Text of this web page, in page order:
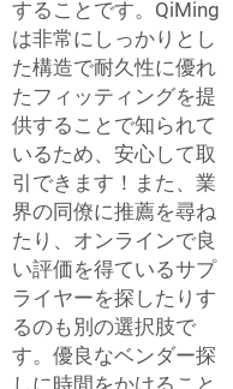
することです。QiMing
は非常にしっかりとし
た構造で耐久性に優れ
たフィッティングを提
供することで知られて
いるため、安心して取
引できます！また、業
界の同僚に推薦を尋ね
たり、オンラインで良
い評価を得ているサプ
ライヤーを探したりす
るのも別の選択肢で
す。優良なベンダー探
しに時間をかけること